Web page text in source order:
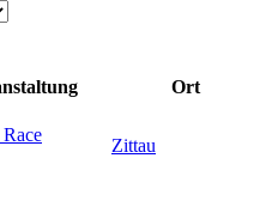
Ort
Zittau